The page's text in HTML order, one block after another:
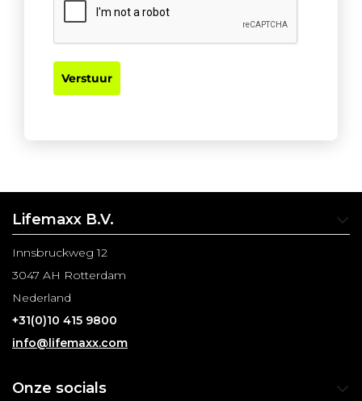
Verstuur
Lifemaxx B.V.
Innsbruckweg 12
3047 AH Rotterdam
Nederland
+31(0)10 415 9800
info@lifemaxx.com
Onze socials